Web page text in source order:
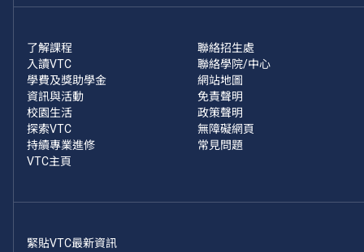
了解課程
入讀VTC
學費及獎助學金
資訊與活動
校園生活
探索VTC
持續專業進修
VTC主頁
聯絡招生處
聯絡學院/中心
網站地圖
免責聲明
政策聲明
無障礙網頁
常見問題
緊貼VTC最新資訊